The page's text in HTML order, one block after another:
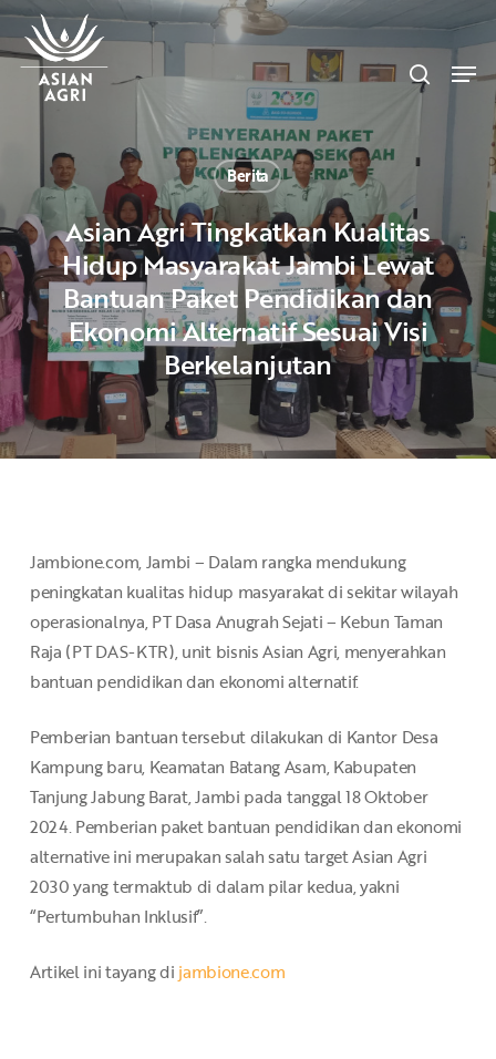
Skip
to
main
content
search
Berita
Asian Agri Tingkatkan Kualitas
Hidup Masyarakat Jambi Lewat
Bantuan Paket Pendidikan dan
Ekonomi Alternatif Sesuai Visi
Berkelanjutan
Jambione.com, Jambi – Dalam rangka mendukung
peningkatan kualitas hidup masyarakat di sekitar wilayah
operasionalnya, PT Dasa Anugrah Sejati – Kebun Taman
Raja (PT DAS-KTR), unit bisnis Asian Agri, menyerahkan
bantuan pendidikan dan ekonomi alternatif.
Pemberian bantuan tersebut dilakukan di Kantor Desa
Kampung baru, Keamatan Batang Asam, Kabupaten
Tanjung Jabung Barat, Jambi pada tanggal 18 Oktober
2024. Pemberian paket bantuan pendidikan dan ekonomi
alternative ini merupakan salah satu target Asian Agri
2030 yang termaktub di dalam pilar kedua, yakni
“Pertumbuhan Inklusif”.
Artikel ini tayang di jambione.com